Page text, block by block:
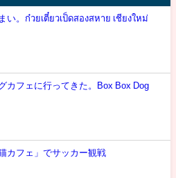
い。ก๋วยเตี๋ยวเป็ดสองสหาย เชียงใหม่
カフェに行ってきた。Box Box Dog
カフェ」でサッカー観戦